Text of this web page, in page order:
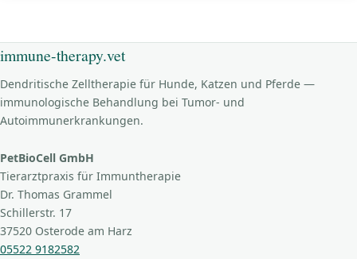
immune-therapy.vet
Dendritische Zelltherapie für Hunde, Katzen und Pferde —
immunologische Behandlung bei Tumor- und
Autoimmunerkrankungen.
PetBioCell GmbH
Tierarztpraxis für Immuntherapie
Dr. Thomas Grammel
Schillerstr. 17
37520 Osterode am Harz
05522 9182582